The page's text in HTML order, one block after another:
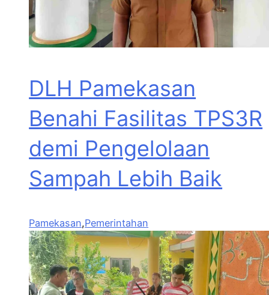
DLH Pamekasan
Benahi Fasilitas TPS3R
demi Pengelolaan
Sampah Lebih Baik
Pamekasan,Pemerintahan